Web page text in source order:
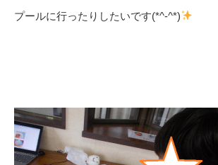
プールに行ったりしたいです(*^-^*)